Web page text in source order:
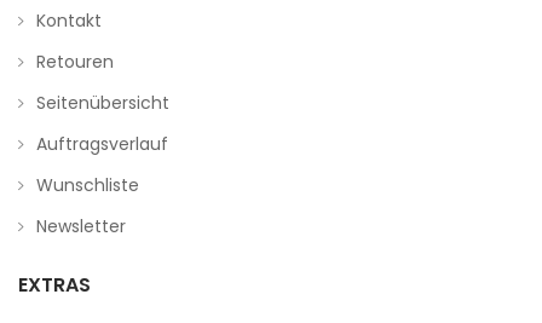
Kontakt
Retouren
Seitenübersicht
Auftragsverlauf
Wunschliste
Newsletter
EXTRAS